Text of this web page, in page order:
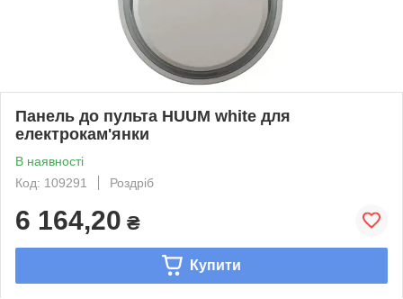
Панель до пульта HUUM white для
електрокам'янки
В наявності
Код: 109291
Роздріб
6 164,20 ₴
Купити